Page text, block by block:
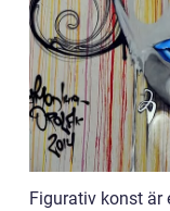
Figurativ konst är